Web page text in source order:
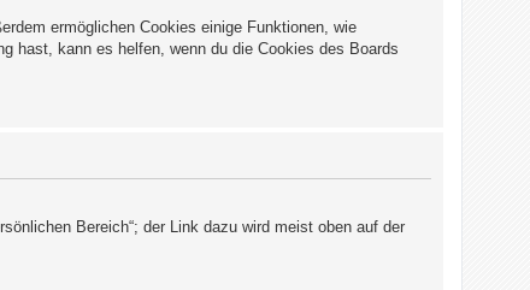
ermöglichen Cookies einige Funktionen, wie
hast, kann es helfen, wenn du die Cookies des Boards
Bereich“; der Link dazu wird meist oben auf der